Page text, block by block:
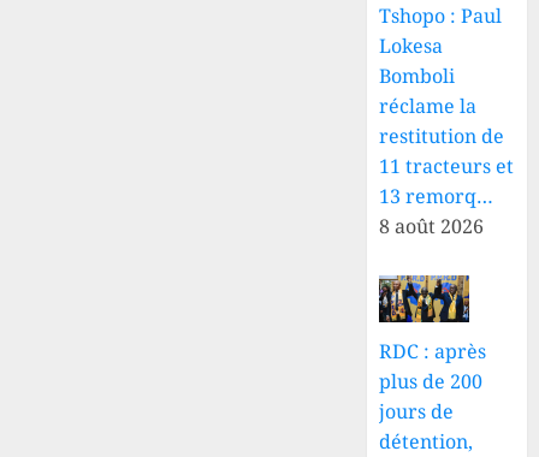
Tshopo : Paul
Lokesa
Bomboli
réclame la
restitution de
11 tracteurs et
13 remorq…
8 août 2026
RDC : après
plus de 200
jours de
détention,